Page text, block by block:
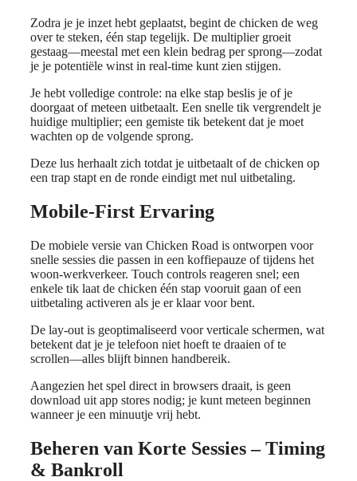
Zodra je je inzet hebt geplaatst, begint de chicken de weg
over te steken, één stap tegelijk. De multiplier groeit
gestaag—meestal met een klein bedrag per sprong—zodat
je je potentiële winst in real-time kunt zien stijgen.
Je hebt volledige controle: na elke stap beslis je of je
doorgaat of meteen uitbetaalt. Een snelle tik vergrendelt je
huidige multiplier; een gemiste tik betekent dat je moet
wachten op de volgende sprong.
Deze lus herhaalt zich totdat je uitbetaalt of de chicken op
een trap stapt en de ronde eindigt met nul uitbetaling.
Mobile‑First Ervaring
De mobiele versie van Chicken Road is ontworpen voor
snelle sessies die passen in een koffiepauze of tijdens het
woon-werkverkeer. Touch controls reageren snel; een
enkele tik laat de chicken één stap vooruit gaan of een
uitbetaling activeren als je er klaar voor bent.
De lay-out is geoptimaliseerd voor verticale schermen, wat
betekent dat je je telefoon niet hoeft te draaien of te
scrollen—alles blijft binnen handbereik.
Aangezien het spel direct in browsers draait, is geen
download uit app stores nodig; je kunt meteen beginnen
wanneer je een minuutje vrij hebt.
Beheren van Korte Sessies – Timing
& Bankroll